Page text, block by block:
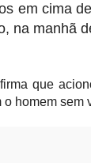
em cima
na manhã
que
homem sem